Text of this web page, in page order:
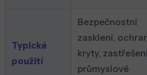
Typické
použití
Bezpečnostní
zasklení,
kryty,
průmyslové